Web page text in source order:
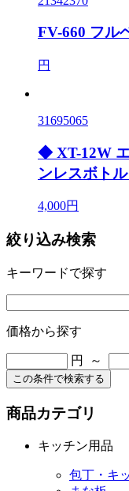
FV-660 フル
円
31695065
◆ XT-12W
ンレスボト
4,000円
絞り込み検索
キーワードで探す
価格から探す
円 ～
この条件で検索する
商品カテゴリ
キッチン用品
包丁・キ